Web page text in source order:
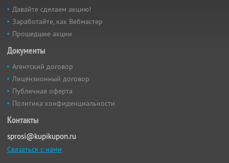
Давайте сделаем акцию!
Заработайте, как Вебмастер
Прошедшие акции
Документы
Агентский договор
Лицензионный договор
Публичная оферта
Политика конфиденциальности
Контакты
sprosi@kupikupon.ru
Связаться с нами